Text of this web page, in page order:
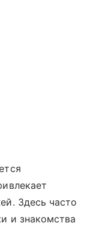
Здесь часто
и знакомства